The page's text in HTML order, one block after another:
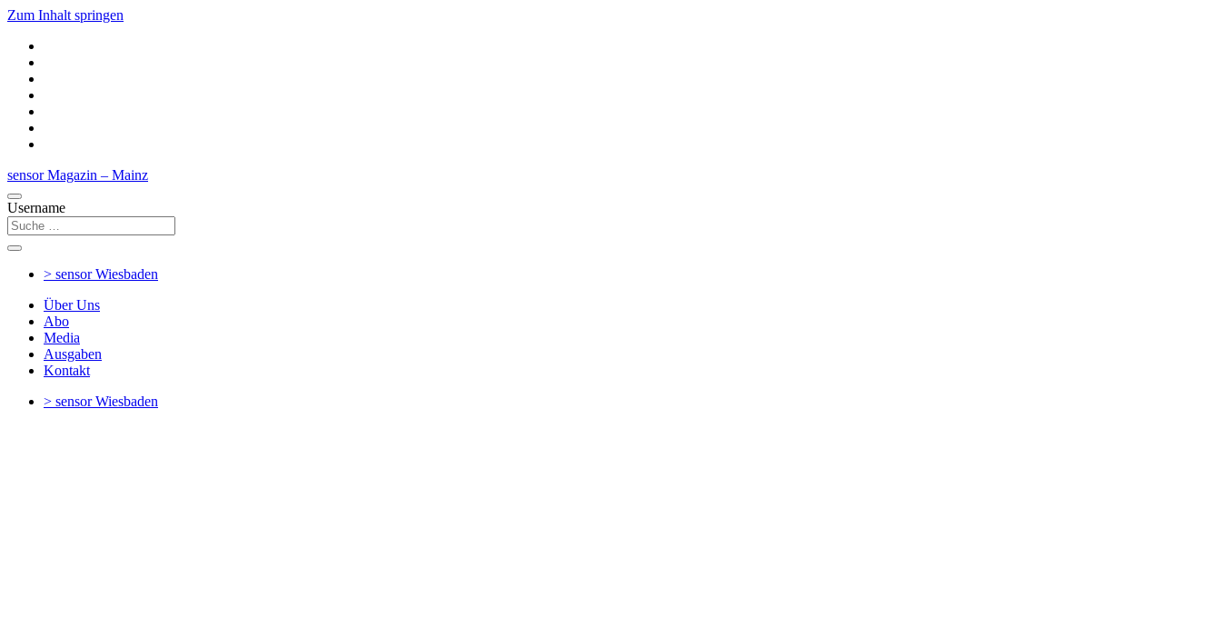
Zum Inhalt springen
sensor Magazin – Mainz
Username
> sensorWiesbaden
Über Uns
Abo
Media
Ausgaben
Kontakt
> sensorWiesbaden